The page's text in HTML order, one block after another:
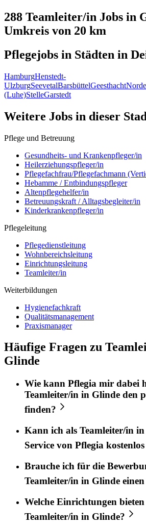
288 Teamleiter/in Jobs in
Umkreis von 20 km
Pflegejobs in Städten in
HamburgHenstedt-
UlzburgSeevetalBarsbüttelGeesthacht
(Luhe)StelleGarstedt
Weitere Jobs in dieser
Pflege und Betreuung
Gesundheits- und Krankenpfleger/in
Heilerziehungspfleger/in
Pflegefachfrau/Pflegefachmann
Hebamme / Entbindungspfleger
Altenpflegehelfer/in
Betreuungskraft / Alltagsbegleiter/in
Kinderkrankenpfleger/in
Pflegeleitung
Pflegedienstleitung
Wohnbereichsleitung
Einrichtungsleitung
Teamleiter/in
Weiterbildungen
Hygienefachkraft
Qualitätsmanagement
Praxismanager
Häufige Fragen zu
Glinde
Wie kann Pflegia mir dabei
Teamleiter/in in Glinde den
finden?
Kann ich als Teamleiter/in in
Service von Pflegia
Brauche ich für die
Teamleiter/in in Glinde
Welche Einrichtungen bieten
Teamleiter/in in Glinde?